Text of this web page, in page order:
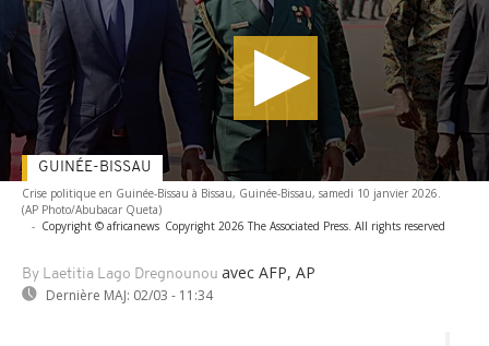
Crise politique en Guinée-Bissau à Bissau, Guinée-Bissau, samedi 10 janvier 2026.
(AP Photo/Abubacar Queta)
- Copyright © africanews Copyright 2026 The Associated Press. All rights reserved
By Laetitia Lago Dregnounou avec AFP, AP
Dernière MAJ: 02/03 - 11:34
GUINÉE-BISSAU